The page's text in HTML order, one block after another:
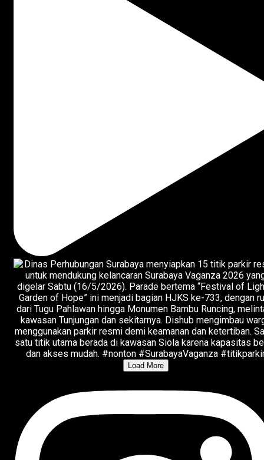
Load More